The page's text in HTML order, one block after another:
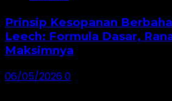
Prinsip Kesopanan
Leech: Formula Dasar,
Maksimnya
06/05/20260